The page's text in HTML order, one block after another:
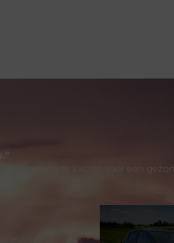
nog te kiezen voor een